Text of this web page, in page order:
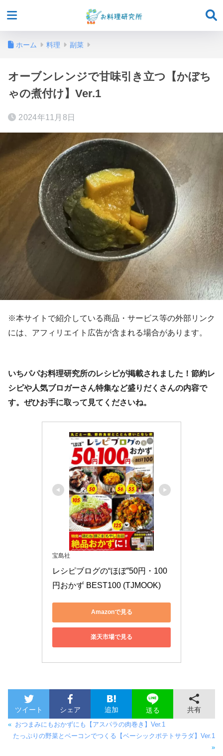
ホーム 料理 副菜
オーブンレンジで甘味引き立つ【かぼち
ゃの煮付け】Ver.1
2024年11月8日
※本サイトで紹介している商品・サービス等の外部リンク
には、アフィリエイト広告が含まれる場合があります。
いちパパお料理研究所のレシピが掲載されました！節約レ
シピや人気ブロガーさん特集など盛りだくさんの内容で
す。ぜひお手に取って見てくださいね。
宝島社
レシピブログの“ほぼ”50円・100
円おかず BEST100 (TJMOOK)
Amazonで見る
楽天市場で見る
ツイート シェア 追加 送る 共有
« おつまみにもおかずにも【アスパラの肉巻き】Ver.1
たっぷりの野菜とベーコンでつくる【ベーシックポテトサラダ】Ver.1
»